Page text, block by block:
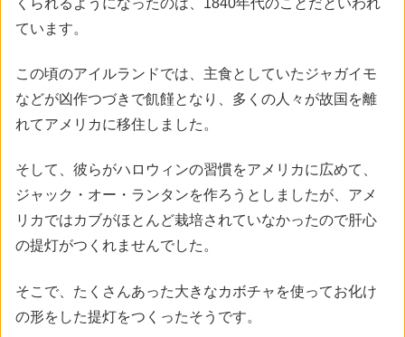
ています。
この頃のアイルランドでは、主食としていたジャガイモ
などが凶作つづきで飢饉となり、多くの人々が故国を離
れてアメリカに移住しました。
そして、彼らがハロウィンの習慣をアメリカに広めて、
ジャック・オー・ランタンを作ろうとしましたが、アメ
リカではカブがほとんど栽培されていなかったので肝心
の提灯がつくれませんでした。
そこで、たくさんあった大きなカボチャを使ってお化け
の形をした提灯をつくったそうです。